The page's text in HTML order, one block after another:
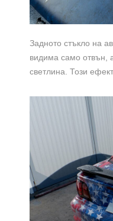
Задното стъкло на
видима само отвън,
светлина. Този